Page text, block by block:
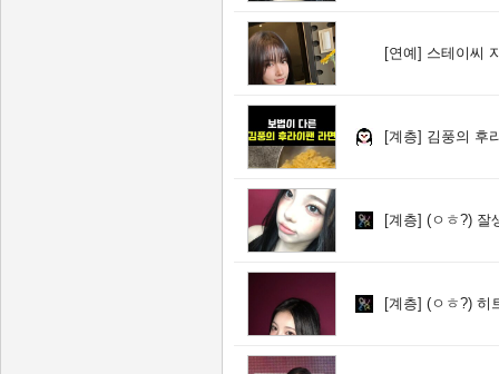
[연예] 스테이씨
[계층] 김풍의 후
[계층] (ㅇㅎ?) 잘
[계층] (ㅇㅎ?) 히